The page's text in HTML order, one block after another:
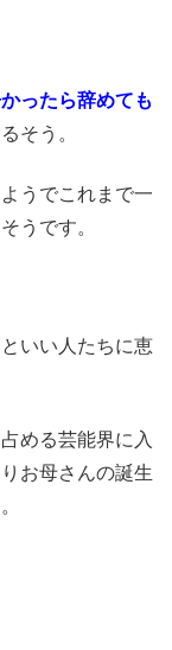
かったら辞めても
そう。
うでこれまで一
うです。
いい人たちに恵
める芸能界に入
お母さんの誕生